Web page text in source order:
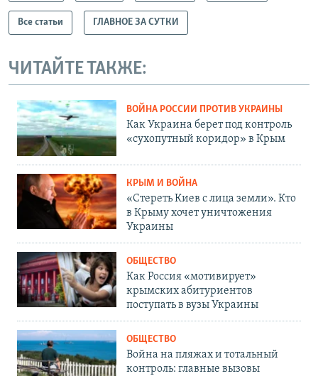
Все статьи ГЛАВНОЕ ЗА СУТКИ
ЧИТАЙТЕ ТАКЖЕ:
ВОЙНА РОССИИ ПРОТИВ УКРАИНЫ
Как Украина берет под контроль
«сухопутный коридор» в Крым
КРЫМ И ВОЙНА
«Стереть Киев с лица земли». Кто
в Крыму хочет уничтожения
Украины
ОБЩЕСТВО
Как Россия «мотивирует»
крымских абитуриентов
поступать в вузы Украины
ОБЩЕСТВО
Война на пляжах и тотальный
контроль: главные вызовы